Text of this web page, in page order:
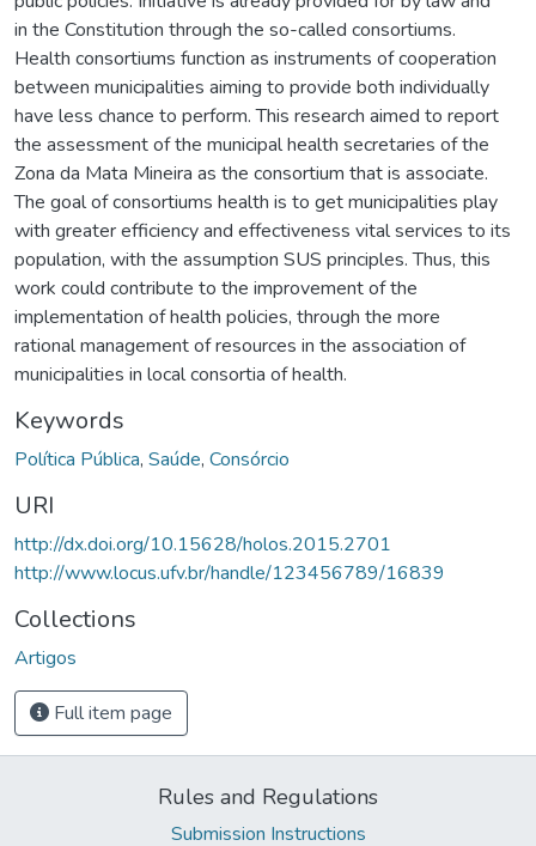
in the Constitution through the so-called consortiums.
Health consortiums function as instruments of cooperation
between municipalities aiming to provide both individually
have less chance to perform. This research aimed to report
the assessment of the municipal health secretaries of the
Zona da Mata Mineira as the consortium that is associate.
The goal of consortiums health is to get municipalities play
with greater efficiency and effectiveness vital services to its
population, with the assumption SUS principles. Thus, this
work could contribute to the improvement of the
implementation of health policies, through the more
rational management of resources in the association of
municipalities in local consortia of health.
Keywords
Política Pública, Saúde, Consórcio
URI
http://dx.doi.org/10.15628/holos.2015.2701
http://www.locus.ufv.br/handle/123456789/16839
Collections
Artigos
Full item page
Rules and Regulations
Submission Instructions